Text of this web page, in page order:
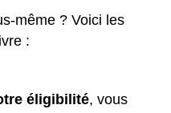
même ? Voici les
:
éligibilité, vous